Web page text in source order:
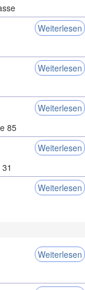
Weiterlesen
Weiterlesen
Weiterlesen
85
Weiterlesen
Weiterlesen
Weiterlesen